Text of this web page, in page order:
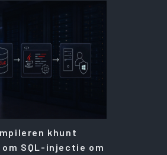
khunt
SQL-injectie om